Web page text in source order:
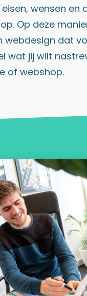
wensen en
Op deze
webdesign dat
wat jij wilt
of webshop.